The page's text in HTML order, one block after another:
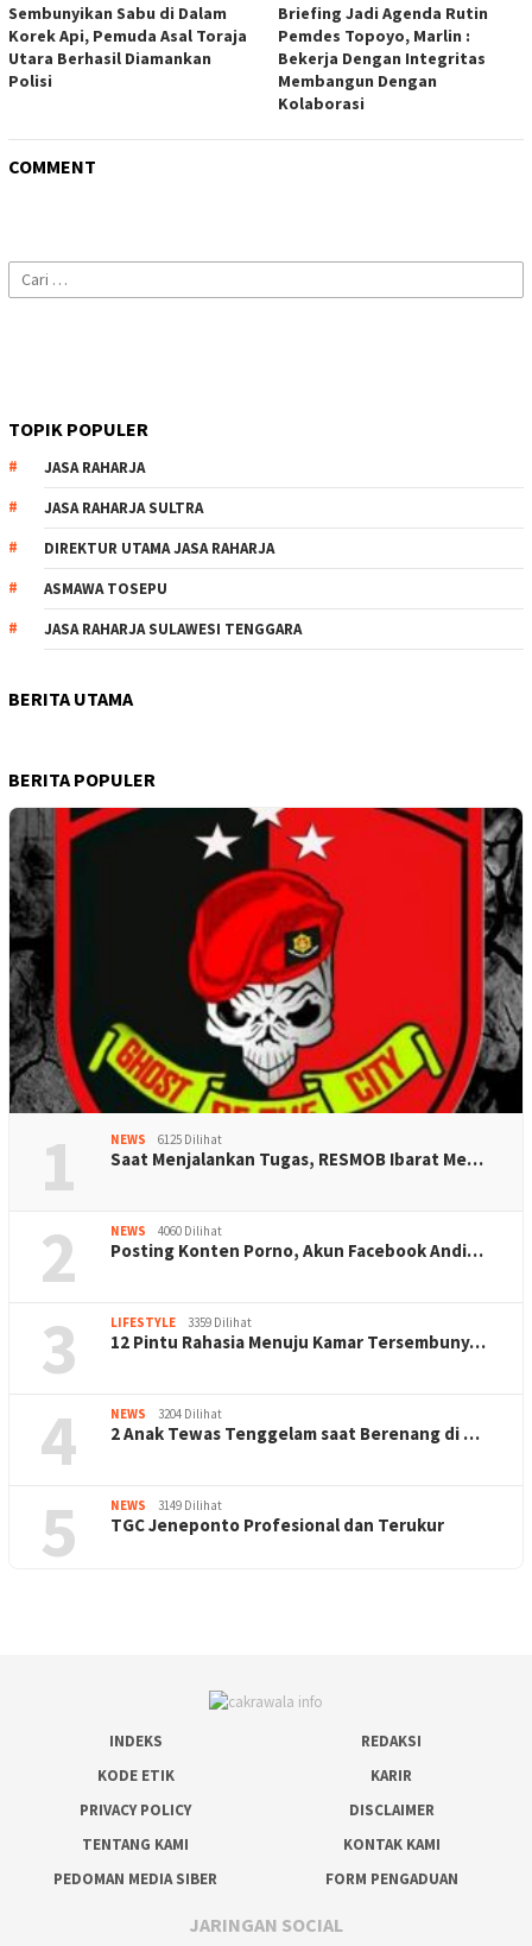
Sembunyikan Sabu di Dalam
Korek Api, Pemuda Asal Toraja
Utara Berhasil Diamankan
Polisi
Briefing Jadi Agenda Rutin
Pemdes Topoyo, Marlin :
Bekerja Dengan Integritas
Membangun Dengan
Kolaborasi
COMMENT
Cari
untuk:
TOPIK POPULER
JASA RAHARJA
JASA RAHARJA SULTRA
DIREKTUR UTAMA JASA RAHARJA
ASMAWA TOSEPU
JASA RAHARJA SULAWESI TENGGARA
BERITA UTAMA
BERITA POPULER
1 NEWS 6125 Dilihat
Saat Menjalankan Tugas, RESMOB Ibarat Me…
2 NEWS 4060 Dilihat
Posting Konten Porno, Akun Facebook Andi…
3 LIFESTYLE 3359 Dilihat
12 Pintu Rahasia Menuju Kamar Tersembuny…
4 NEWS 3204 Dilihat
2 Anak Tewas Tenggelam saat Berenang di …
5 NEWS 3149 Dilihat
TGC Jeneponto Profesional dan Terukur
INDEKS
REDAKSI
KODE ETIK
KARIR
PRIVACY POLICY
DISCLAIMER
TENTANG KAMI
KONTAK KAMI
PEDOMAN MEDIA SIBER
FORM PENGADUAN
JARINGAN SOCIAL